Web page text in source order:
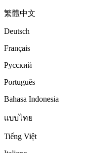
繁體中文
Deutsch
Français
Русский
Português
Bahasa Indonesia
แบบไทย
Tiếng Việt